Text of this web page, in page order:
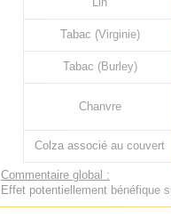
Tabac (Virginie)
Tabac (Burley)
Chanvre
Colza associé au couvert
Commentaire global :
Effet potentiellement bénéfique